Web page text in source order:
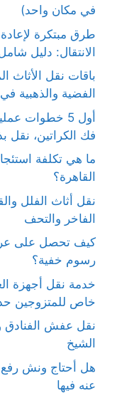
في مكان واحد)
طرق مبتكرة
الانتقال: دليل
باقات نقل الأثاث
الفضية والذهبية
أول 5 خطوات
فك الكراتين، نقل
ما هي تكلفة
القاهرة؟
نقل أثاث الفلل
الفاخر والتحف
كيف تحصل على
رسوم خفية؟
خدمة نقل أجهزة
خاص للمتزوجين
نقل عفش الفنادق
الشيخ
عنه فيها